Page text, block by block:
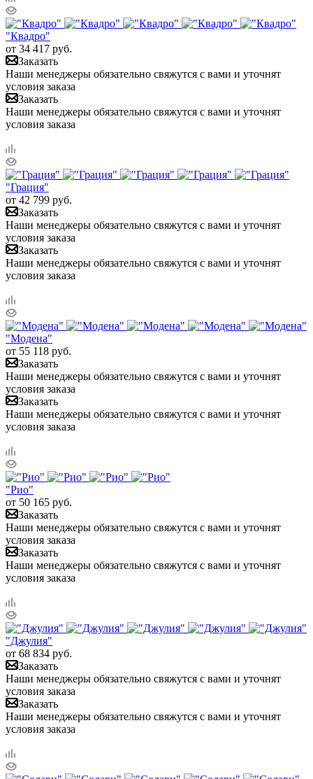
"Квадро"
от 34 417 руб.
Заказать
Наши менеджеры обязательно свяжутся с вами и уточнят
условия заказа
Заказать
Наши менеджеры обязательно свяжутся с вами и уточнят
условия заказа
"Грация"
от 42 799 руб.
Заказать
Наши менеджеры обязательно свяжутся с вами и уточнят
условия заказа
Заказать
Наши менеджеры обязательно свяжутся с вами и уточнят
условия заказа
"Модена"
от 55 118 руб.
Заказать
Наши менеджеры обязательно свяжутся с вами и уточнят
условия заказа
Заказать
Наши менеджеры обязательно свяжутся с вами и уточнят
условия заказа
"Рио"
от 50 165 руб.
Заказать
Наши менеджеры обязательно свяжутся с вами и уточнят
условия заказа
Заказать
Наши менеджеры обязательно свяжутся с вами и уточнят
условия заказа
"Джулия"
от 68 834 руб.
Заказать
Наши менеджеры обязательно свяжутся с вами и уточнят
условия заказа
Заказать
Наши менеджеры обязательно свяжутся с вами и уточнят
условия заказа